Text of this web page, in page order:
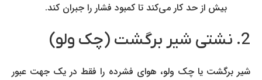
بیش از حد کار می‌کند تا کمبود فشار را جبران کند.
2. نشتی شیر برگشت (چک ولو)
شیر برگشت یا چک ولو، هوای فشرده را فقط در یک جهت عبور